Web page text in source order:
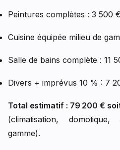
Peintures complètes : 3 500 €
Cuisine équipée milieu de
Salle de bains complète : 11
Divers + imprévus 10 % : 7
Total estimatif : 79 200 €
(climatisation,
gamme).